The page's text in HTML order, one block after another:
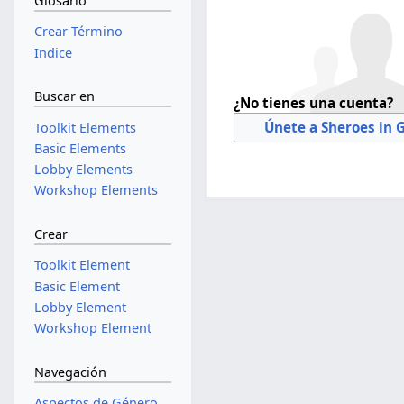
¿No tienes una cuenta?
Únete a Sheroes in
Crear Término
Indice
Buscar en
Toolkit Elements
Basic Elements
Lobby Elements
Workshop Elements
Crear
Toolkit Element
Basic Element
Lobby Element
Workshop Element
Navegación